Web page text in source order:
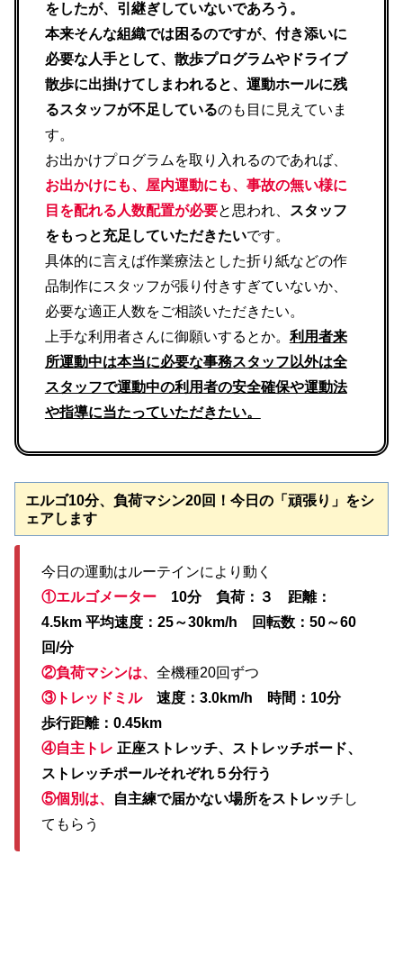
をしたが、引継ぎしていないであろう。
本来そんな組織では困るのですが、付き添いに
必要な人手として、散歩プログラムやドライブ
散歩に出掛けてしまわれると、運動ホールに残
るスタッフが不足しているのも目に見えていま
す。
お出かけプログラムを取り入れるのであれば、
お出かけにも、屋内運動にも、事故の無い様に
目を配れる人数配置が必要と思われ、
スタッフ
をもっと充足していただきたいです。
具体的に言えば作業療法とした折り紙などの作
品制作にスタッフが張り付きすぎていないか、
必要な適正人数をご相談いただきたい。
上手な利用者さんに御願いするとか。 利用者来
所運動中は本当に必要な事務スタッフ以外は全
スタッフで運動中の利用者の安全確保や運動法
や指導に当たっていただきたい。
エルゴ10分、負荷マシン20回！今日の「頑張り」をシ
ェアします
今日の運動はルーテインにより動く
①エルゴメーター
10分 負荷：３ 距離：
4.5km 平均速度：25～30km/h 回転数：50～60
回/分
②負荷マシンは、 全機種20回ずつ
③トレッドミル
速度：3.0km/h 時間：10分
歩行距離：0.45km
④自主トレ 正座ストレッチ、ストレッチボード、
ストレッチポールそれぞれ５分行う
⑤個別は、
自主練で届かない場所をストレッチし
てもらう